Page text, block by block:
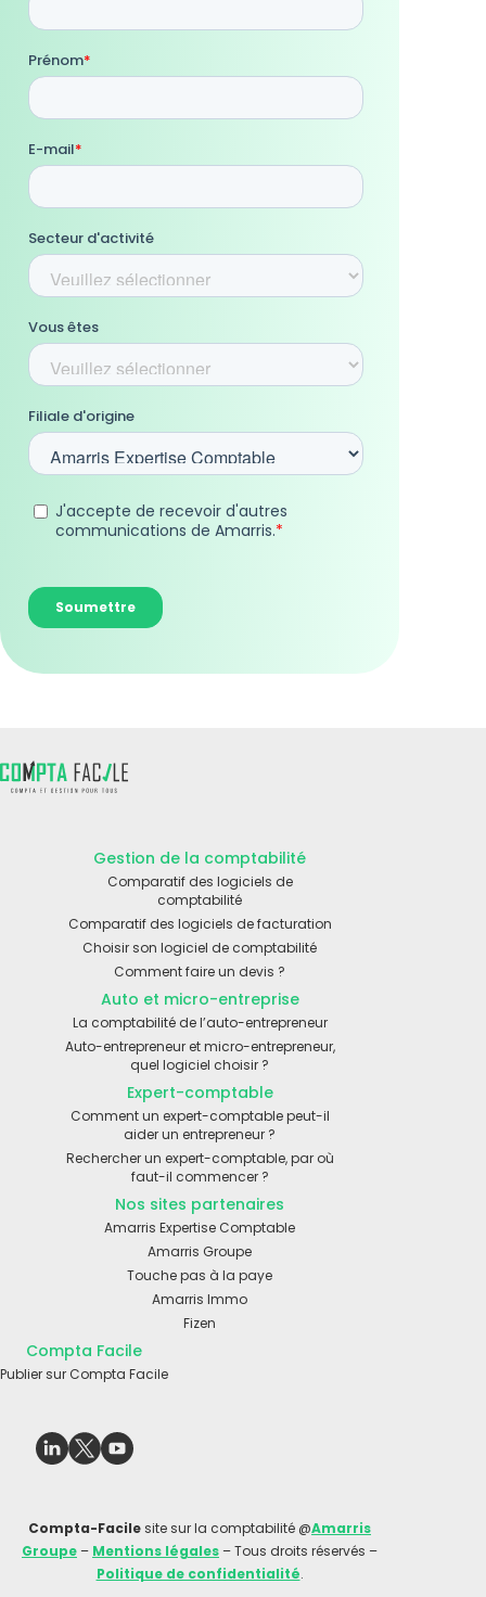
Gestion de la comptabilité
Comparatif des logiciels de
comptabilité
Comparatif des logiciels de facturation
Choisir son logiciel de comptabilité
Comment faire un devis ?
Auto et micro-entreprise
La comptabilité de l’auto-entrepreneur
Auto-entrepreneur et micro-entrepreneur,
quel logiciel choisir ?
Expert-comptable
Comment un expert-comptable peut-il
aider un entrepreneur ?
Rechercher un expert-comptable, par où
faut-il commencer ?
Nos sites partenaires
Amarris Expertise Comptable
Amarris Groupe
Touche pas à la paye
Amarris Immo
Fizen
Compta Facile
Publier sur Compta Facile
Compta-Facilesite sur la comptabilité @Amarris
Groupe – Mentions légales – Tous droits réservés –
Politique de confidentialité.